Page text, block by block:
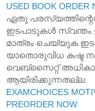
USED BOOK ORDER
ഏതു
ഇടപാടുകൾ സ്വന്തം
മാത്രം
യാതൊരുവിധ കഷ്ട
വെബ്സൈറ്റ്
ആയിരിക്കുന്നതല്ല.
EXAMCHOICES
PREORDER NOW.